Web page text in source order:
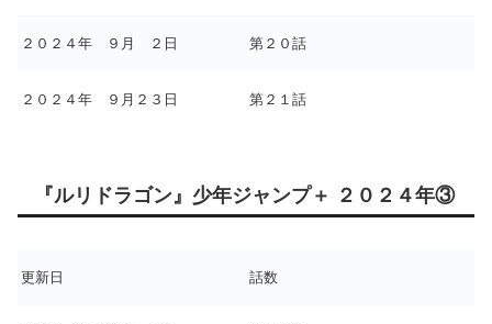
２０２４年 ９月 ２日 第２０話
２０２４年 ９月２３日 第２１話
『ルリドラゴン』少年ジャンプ＋ ２０２４年③
更新日 話数